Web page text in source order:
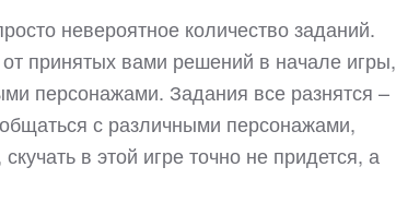
невероятное количество заданий.
принятых вами решений в начале игры,
персонажами. Задания все разнятся –
с различными персонажами,
в этой игре точно не придется, а